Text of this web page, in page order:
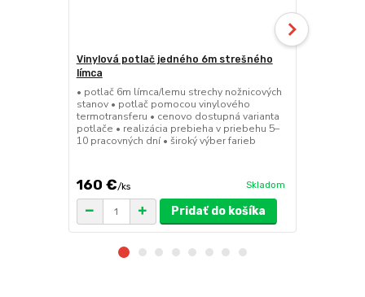
Vinylová potlač jedného 6m strešného
límca
• potlač 6m límca/lemu strechy nožnicových
stanov • potlač pomocou vinylového
termotransferu • cenovo dostupná varianta
potlače • realizácia prebieha v priebehu 5–
10 pracovných dní • široký výber farieb
160 €/ks Skladom
Pridať do košíka